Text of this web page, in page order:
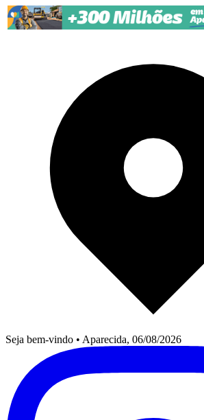
Pular para o conteúdo
Seja bem-vindo • Aparecida, 06/08/2026